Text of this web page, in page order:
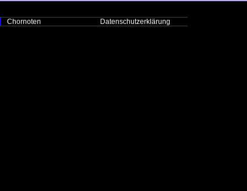
Chornoten Datenschutzerklärung